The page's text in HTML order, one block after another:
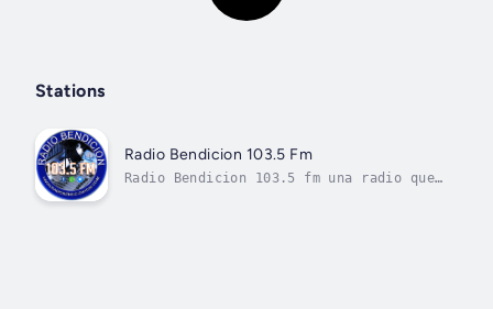
Stations
Radio Bendicion 103.5 Fm
Radio Bendicion 103.5 fm una radio que